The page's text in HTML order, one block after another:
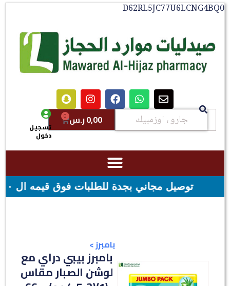
0,00ر.س تسجيل
دخول
فوق قيمه ال ١٠٠ ريال - شحن مجاني لقيمه اكثر من ٢٩٩ ريال
بامبرز>
بامبرز بيبي دراي مع
لوشن الصبار مقاس